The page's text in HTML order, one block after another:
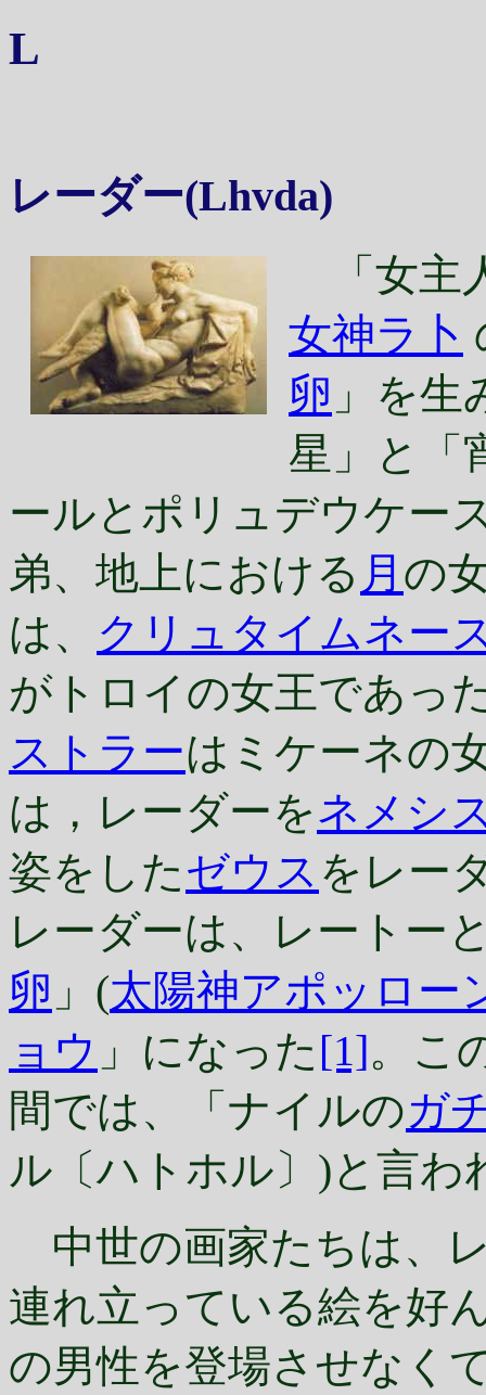
L
レーダー(Lhvda)
「女主
女神ラ卜
卵 」を生
星」と「
ールとポリュデウケー
弟、地上における 月 の
は、 クリュタイムネー
がトロイの女王であっ
ストラーはミケーネの
は，レーダーをネメシ
姿をしたゼウス をレー
レーダーは、レートー
卵 」(太陽神アポッロー
ョウ 」になった [1]。こ
間では、「ナイルのガ
ル〔ハトホル〕)と言わ
中世の画家たちは、
連れ立っている絵を好
の男性を登場させなく